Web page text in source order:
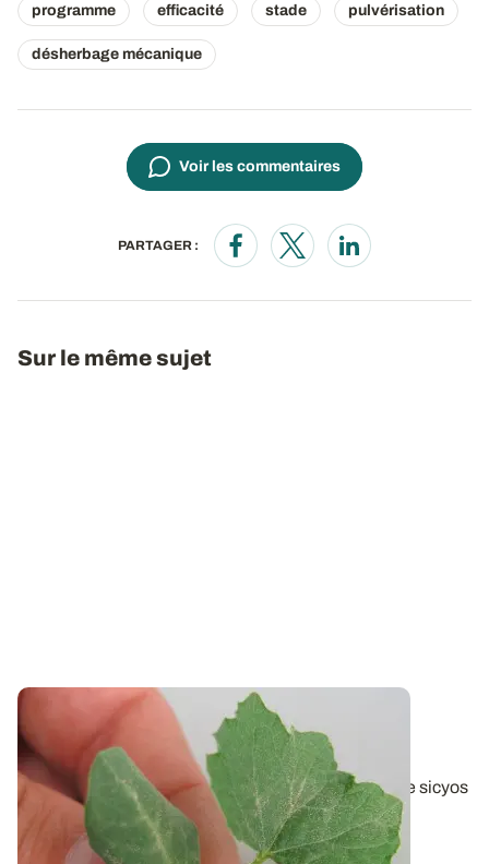
programme efficacité stade pulvérisation
désherbage mécanique
Voir les commentaires
PARTAGER :
Opens in a new window
Opens in a new window
Opens in a new
Sur le même sujet
Lutte contre les adventices - Connaître et
combattre le sicyos dans le maïs
Endémique en France dans l’extrême Sud-Ouest, le sicyos
est aujourd’hui présent en...
15 FÉVR. 2018